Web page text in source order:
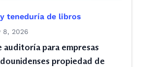
teneduría de libros
8, 2026
auditoría para empresas
propiedad de